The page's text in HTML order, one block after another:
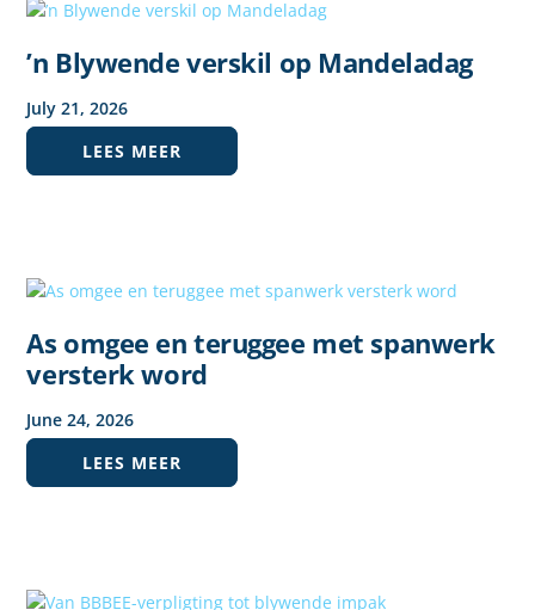
’n Blywende verskil op Mandeladag
July 21,2026
LEES MEER
As omgee en teruggee met spanwerk
versterk word
June 24,2026
LEES MEER